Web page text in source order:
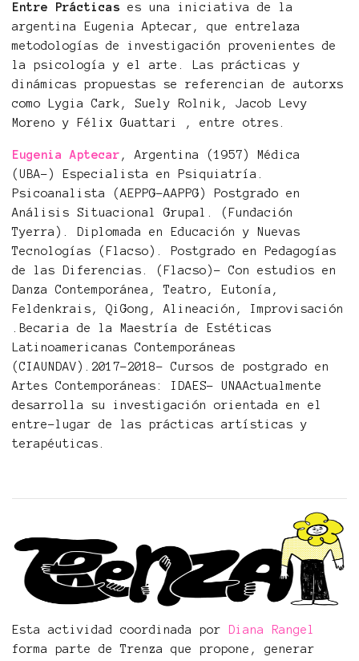
Entre Prácticas es una iniciativa de la
argentina Eugenia Aptecar, que entrelaza
metodologías de investigación provenientes de
la psicología y el arte. Las prácticas y
dinámicas propuestas se referencian de autorxs
como Lygia Cark, Suely Rolnik, Jacob Levy
Moreno y Félix Guattari , entre otres.
Eugenia Aptecar , Argentina (1957) Médica
(UBA-) Especialista en Psiquiatría.
Psicoanalista (AEPPG-AAPPG) Postgrado en
Análisis Situacional Grupal. (Fundación
Tyerra). Diplomada en Educación y Nuevas
Tecnologías (Flacso). Postgrado en Pedagogías
de las Diferencias. (Flacso)- Con estudios en
Danza Contemporánea, Teatro, Eutonía,
Feldenkrais, QiGong, Alineación, Improvisación
.Becaria de la Maestría de Estéticas
Latinoamericanas Contemporáneas
(CIAUNDAV).2017-2018- Cursos de postgrado en
Artes Contemporáneas: IDAES- UNAActualmente
desarrolla su investigación orientada en el
entre-lugar de las prácticas artísticas y
terapéuticas.
Esta actividad coordinada por
Diana Rangel
forma parte de Trenza que propone, generar